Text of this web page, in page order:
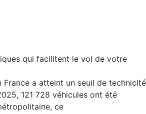
qui facilitent le vol de votre
France a atteint un seuil de technicité
121 728 véhicules ont été
ce